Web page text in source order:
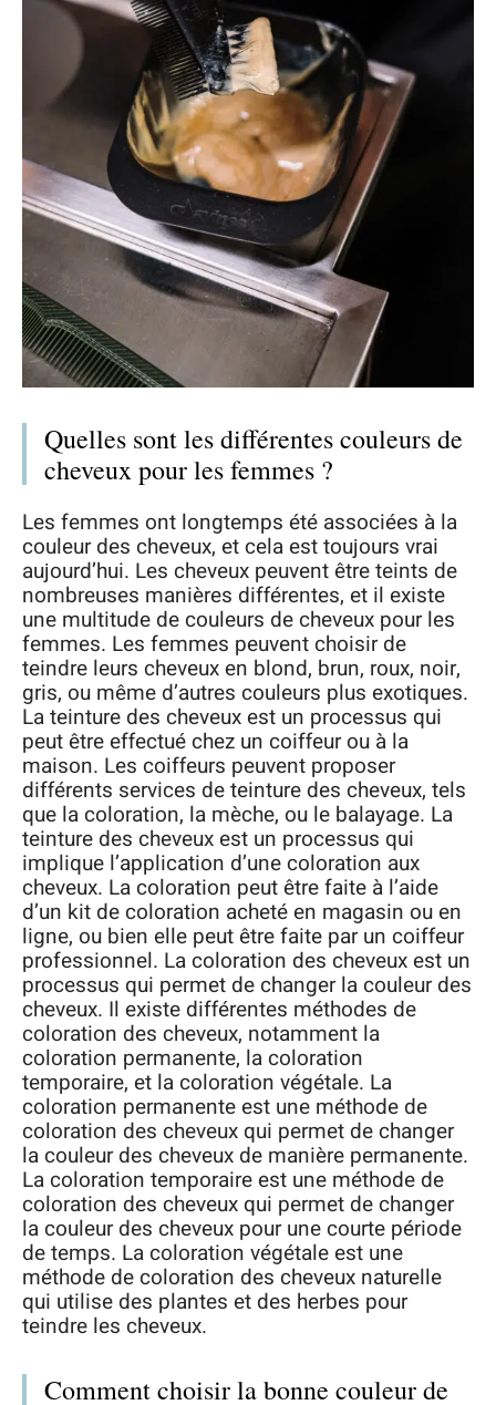
Quelles sont les différentes couleurs de
cheveux pour les femmes ?
Les femmes ont longtemps été associées à la
couleur des cheveux, et cela est toujours vrai
aujourd’hui. Les cheveux peuvent être teints de
nombreuses manières différentes, et il existe
une multitude de couleurs de cheveux pour les
femmes. Les femmes peuvent choisir de
teindre leurs cheveux en blond, brun, roux, noir,
gris, ou même d’autres couleurs plus exotiques.
La teinture des cheveux est un processus qui
peut être effectué chez un coiffeur ou à la
maison. Les coiffeurs peuvent proposer
différents services de teinture des cheveux, tels
que la coloration, la mèche, ou le balayage. La
teinture des cheveux est un processus qui
implique l’application d’une coloration aux
cheveux. La coloration peut être faite à l’aide
d’un kit de coloration acheté en magasin ou en
ligne, ou bien elle peut être faite par un coiffeur
professionnel. La coloration des cheveux est un
processus qui permet de changer la couleur des
cheveux. Il existe différentes méthodes de
coloration des cheveux, notamment la
coloration permanente, la coloration
temporaire, et la coloration végétale. La
coloration permanente est une méthode de
coloration des cheveux qui permet de changer
la couleur des cheveux de manière permanente.
La coloration temporaire est une méthode de
coloration des cheveux qui permet de changer
la couleur des cheveux pour une courte période
de temps. La coloration végétale est une
méthode de coloration des cheveux naturelle
qui utilise des plantes et des herbes pour
teindre les cheveux.
Comment choisir la bonne couleur de